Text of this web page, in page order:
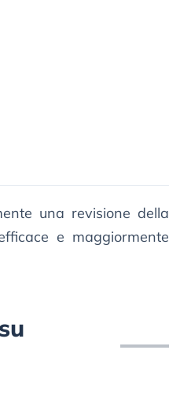
una revisione della
e maggiormente